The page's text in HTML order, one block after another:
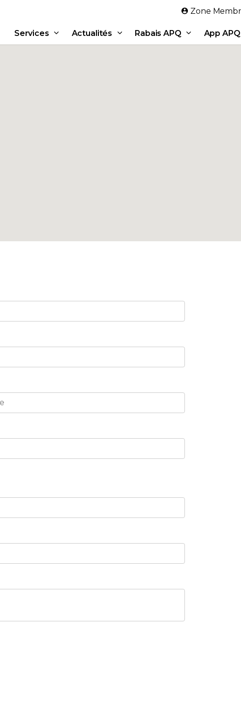
Services Actualités Rabais APQ App APQ
Zone